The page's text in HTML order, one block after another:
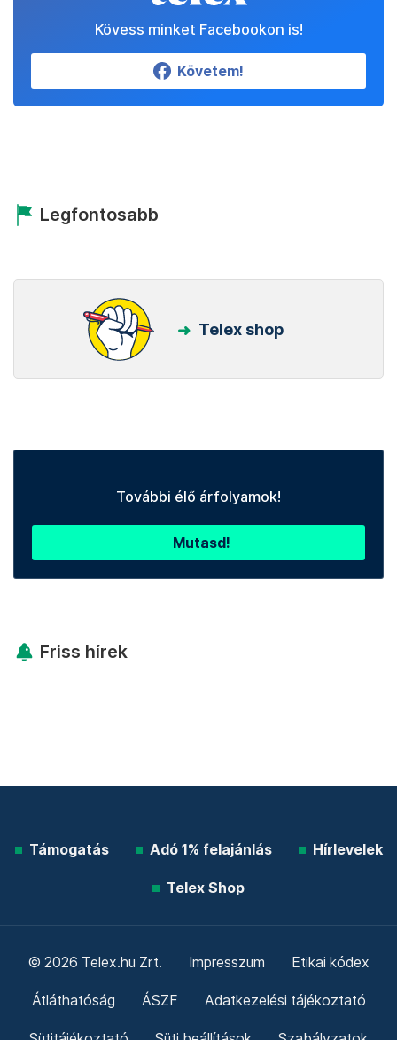
Kövess minket Facebookon is!
Követem!
Legfontosabb
Telex shop
További élő árfolyamok!
Mutasd!
Friss hírek
Támogatás Adó 1% felajánlás Hírlevelek
Telex Shop
© 2026 Telex.hu Zrt. Impresszum Etikai kódex
Átláthatóság ÁSZF Adatkezelési tájékoztató